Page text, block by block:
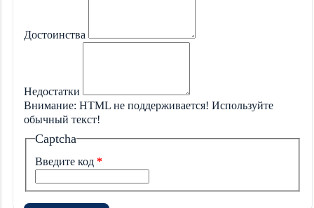
Достоинства
Недостатки
Внимание: HTML не поддерживается! Используйте
обычный текст!
Captcha
Введите код